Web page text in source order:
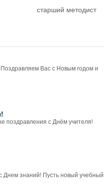
старший методист
Вас с Новым годом и
поздравления с Днём учителя!
Днем знаний! Пусть новый учебный